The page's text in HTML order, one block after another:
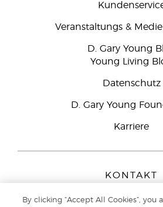
Veranstaltungs &
D. Gary Young
Young Living
Datenschutz
D. Gary Young
Karriere
KONTAKT
Peizerweg 97
By clicking “Accept All Cookies”, you